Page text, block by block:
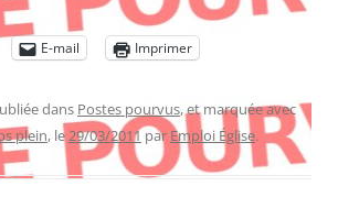
E-mail
Imprimer
dans Postes pourvus, et marquée avec
plein, le29/03/2011 par Emploi Église.